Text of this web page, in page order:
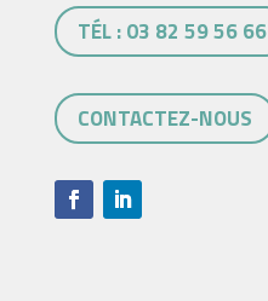
TÉL : 03 82 59 56 66
CONTACTEZ-NOUS